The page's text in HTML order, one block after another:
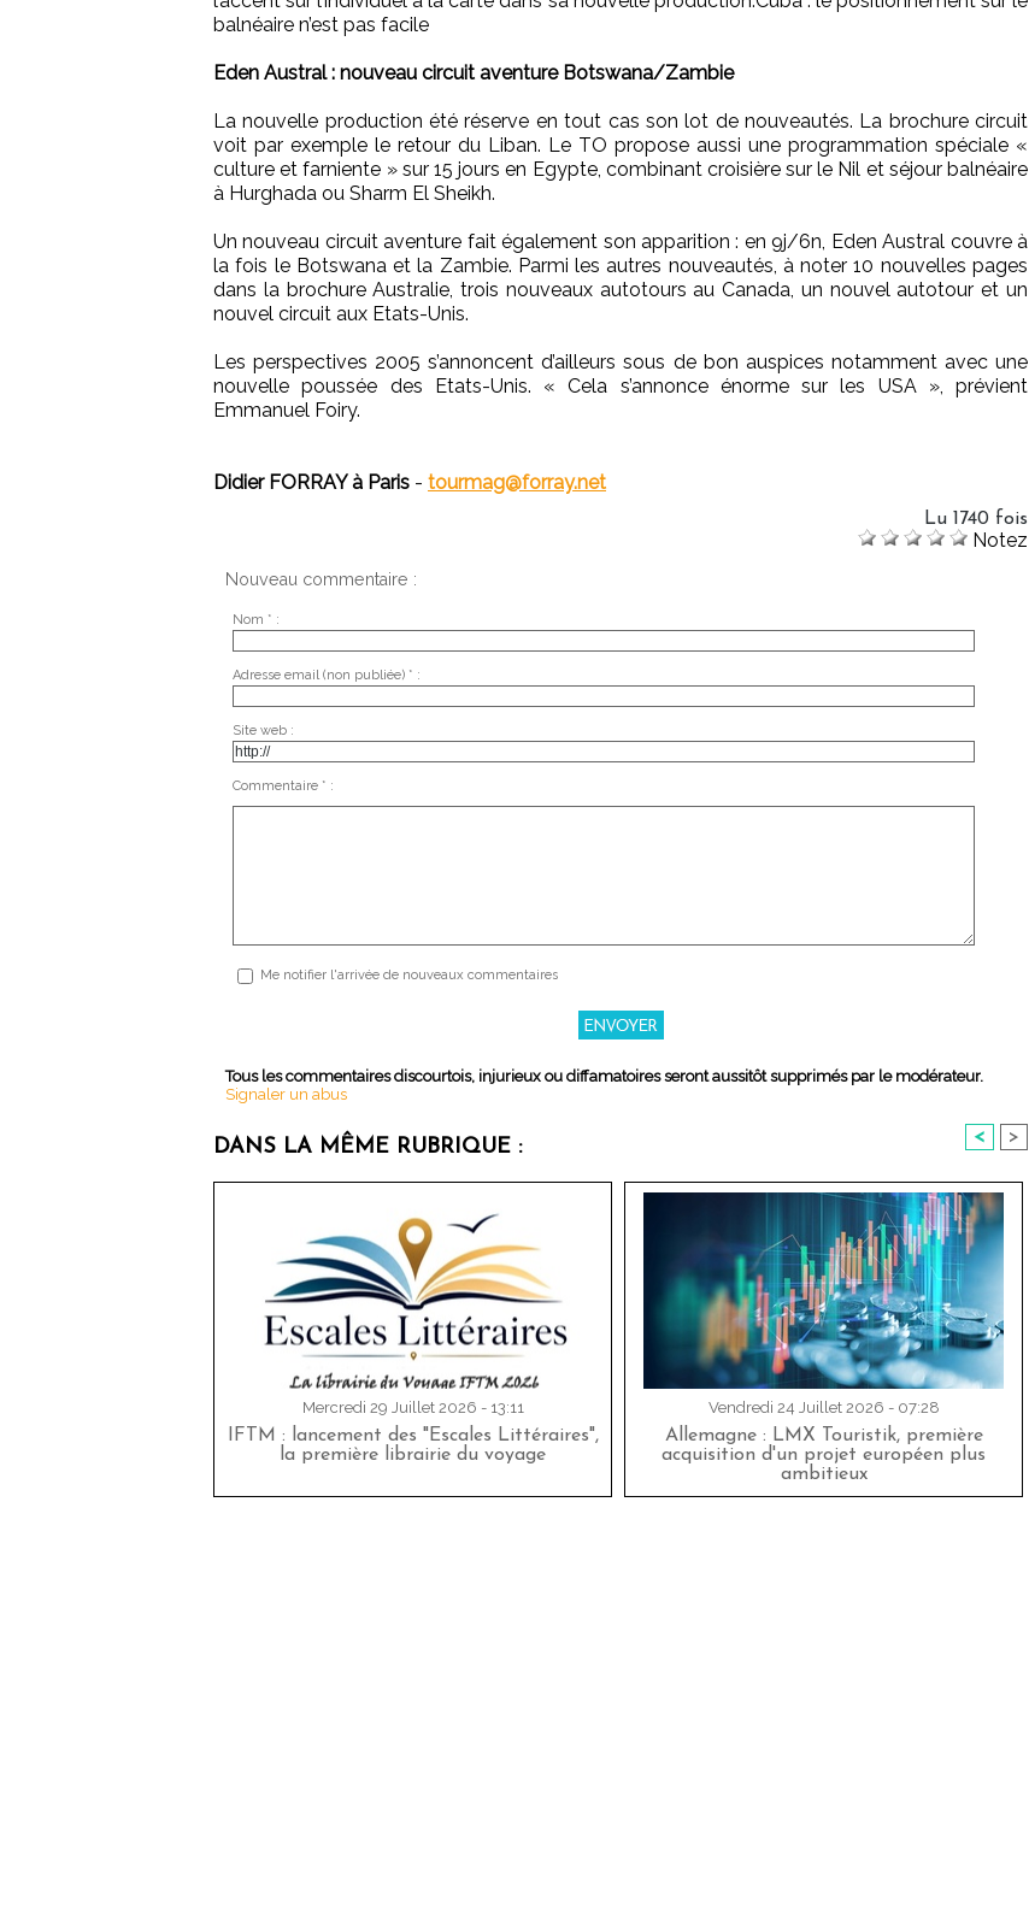
balnéaire n’est pas facile
Eden Austral : nouveau circuit aventure Botswana/Zambie
La nouvelle production été réserve en tout cas son lot de nouveautés. La brochure circuit
voit par exemple le retour du Liban. Le TO propose aussi une programmation spéciale «
culture et farniente » sur 15 jours en Egypte, combinant croisière sur le Nil et séjour balnéaire
à Hurghada ou Sharm El Sheikh.
Un nouveau circuit aventure fait également son apparition : en 9j/6n, Eden Austral couvre à
la fois le Botswana et la Zambie. Parmi les autres nouveautés, à noter 10 nouvelles pages
dans la brochure Australie, trois nouveaux autotours au Canada, un nouvel autotour et un
nouvel circuit aux Etats-Unis.
Les perspectives 2005 s’annoncent d’ailleurs sous de bon auspices notamment avec une
nouvelle poussée des Etats-Unis. « Cela s’annonce énorme sur les USA », prévient
Emmanuel Foiry.
Didier FORRAY à Paris - tourmag@forray.net
Lu 1740 fois
Notez
Nouveau commentaire :
Nom * :
Adresse email (non publiée) * :
Site web :
Commentaire * :
Me notifier l'arrivée de nouveaux commentaires
Tous les commentaires discourtois, injurieux ou diffamatoires seront aussitôt supprimés par le modérateur.
Signaler un abus
DANS LA MÊME RUBRIQUE : < >
Mercredi 29 Juillet 2026 - 13:11
IFTM : lancement des "Escales Littéraires",
la première librairie du voyage
Vendredi 24 Juillet 2026 - 07:28
Allemagne : LMX Touristik, première
acquisition d'un projet européen plus
ambitieux